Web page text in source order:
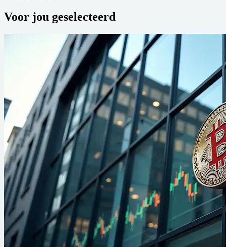
Voor jou geselecteerd